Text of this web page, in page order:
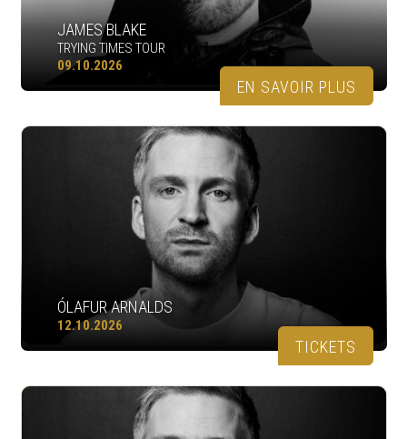
JAMES BLAKE
TRYING TIMES TOUR
09.10.2026
EN SAVOIR PLUS
ÓLAFUR ARNALDS
12.10.2026
TICKETS